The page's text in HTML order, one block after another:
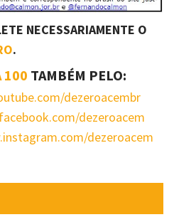
NECESSARIAMENTE O
.
100 TAMBÉM PELO:
dezeroacembr
dezeroacem
dezeroacem